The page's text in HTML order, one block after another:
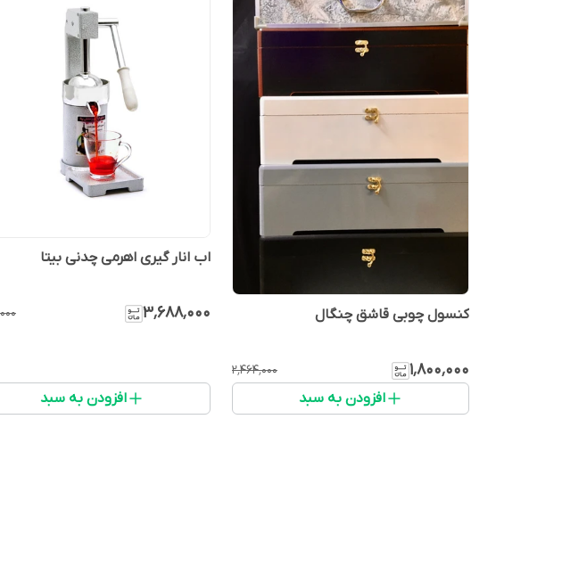
کنسول چوبی قاشق چنگال
۱٬۸۰۰٬۰۰۰ ۲٬۴۶۴٬۰۰۰
افزودن به سبد
اب انار گیری اهرمی چدنی بیتا
۳٬۶۸۸٬۰۰۰
افزودن به سبد